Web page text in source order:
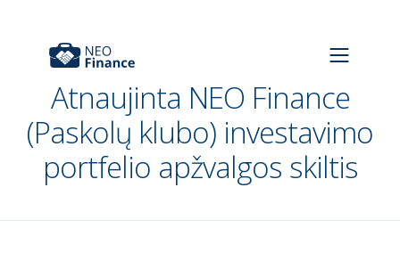
Atnaujinta NEO Finance
(Paskolų klubo) investavimo
portfelio apžvalgos skiltis